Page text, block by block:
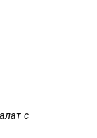
с